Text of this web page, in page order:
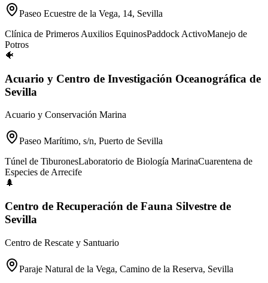
Paseo Ecuestre de la Vega, 14, Sevilla
Clínica de Primeros Auxilios EquinosPaddock ActivoManejo de
Potros
🐠
Acuario y Centro de Investigación Oceanográfica de
Sevilla
Acuario y Conservación Marina
Paseo Marítimo, s/n, Puerto de Sevilla
Túnel de TiburonesLaboratorio de Biología MarinaCuarentena de
Especies de Arrecife
🌲
Centro de Recuperación de Fauna Silvestre de
Sevilla
Centro de Rescate y Santuario
Paraje Natural de la Vega, Camino de la Reserva, Sevilla